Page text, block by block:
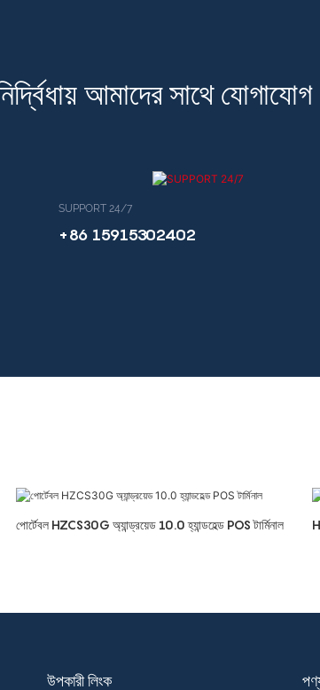
আমাদের সাথে যোগাযোগ
SUPPORT 24/7
+86 15915302402
পোর্টেবল HZCS30G অ্যান্ড্রয়েড 10.0 হ্যান্ডহেল্ড POS টার্মিনাল
উপকারী লিংক